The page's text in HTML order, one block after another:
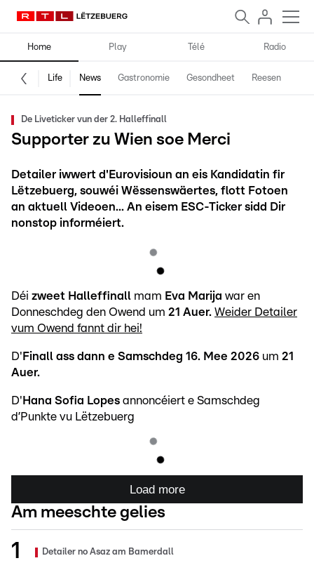
Home Play Télé Radio
Life News Gastronomie Gesondheet Reesen
De Liveticker vun der 2. Halleffinall
Supporter zu Wien soe Merci
Detailer iwwert d'Eurovisioun an eis Kandidatin fir
Lëtzebuerg, souwéi Wëssenswäertes, flott Fotoen
an aktuell Videoen... An eisem ESC-Ticker sidd Dir
nonstop informéiert.
Déi zweet Halleffinall mam Eva Marija war en
Donneschdeg den Owend um 21 Auer. Weider Detailer
vum Owend fannt dir hei!
D' Finall ass dann e Samschdeg 16. Mee 2026 um 21
Auer.
D' Hana Sofia Lopes annoncéiert e Samschdeg
d’Punkte vu Lëtzebuerg
Load more
Am meeschte gelies
Detailer no Asaz am Bamerdall